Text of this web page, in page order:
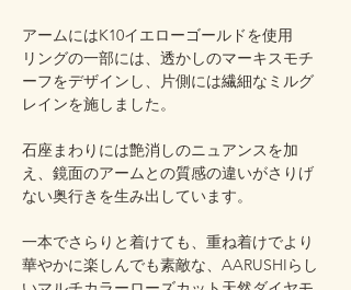
アームにはK10イエローゴールドを使用
リングの一部には、透かしのマーキスモチ
ーフをデザインし、片側には繊細なミルグ
レインを施しました。
石座まわりには艶消しのニュアンスを加
え、鏡面のアームとの質感の違いがさりげ
ない奥行きを生み出しています。
一本でさらりと着けても、重ね着けでより
華やかに楽しんでも素敵な、AARUSHIらし